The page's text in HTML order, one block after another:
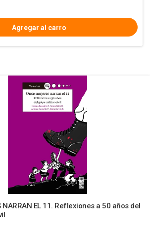
NARRAN EL 11. Reflexiones a 50 años del